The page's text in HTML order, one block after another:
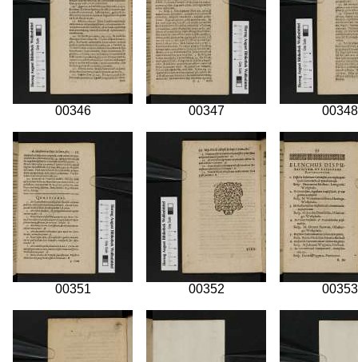
00346 00347 00348
00351 00352 00353